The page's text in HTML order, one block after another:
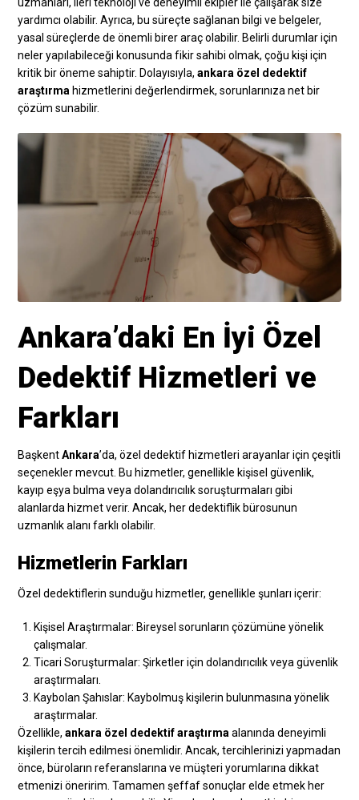
yardımcı olabilir. Ayrıca, bu süreçte sağlanan bilgi ve belgeler,
yasal süreçlerde de önemli birer araç olabilir. Belirli durumlar için
neler yapılabileceği konusunda fikir sahibi olmak, çoğu kişi için
kritik bir öneme sahiptir. Dolayısıyla,ankara özel dedektif
araştırma hizmetlerini değerlendirmek, sorunlarınıza net bir
çözüm sunabilir.
Ankara’daki En İyi Özel
Dedektif Hizmetleri ve
Farkları
BaşkentAnkara’da, özel dedektif hizmetleri arayanlar için çeşitli
seçenekler mevcut. Bu hizmetler, genellikle kişisel güvenlik,
kayıp eşya bulma veya dolandırıcılık soruşturmaları gibi
alanlarda hizmet verir. Ancak, her dedektiflik bürosunun
uzmanlık alanı farklı olabilir.
Hizmetlerin Farkları
Özel dedektiflerin sunduğu hizmetler, genellikle şunları içerir:
Kişisel Araştırmalar: Bireysel sorunların çözümüne yönelik
çalışmalar.
Ticari Soruşturmalar: Şirketler için dolandırıcılık veya güvenlik
araştırmaları.
Kaybolan Şahıslar: Kaybolmuş kişilerin bulunmasına yönelik
araştırmalar.
Özellikle,ankara özel dedektif araştırma alanında deneyimli
kişilerin tercih edilmesi önemlidir. Ancak, tercihlerinizi yapmadan
önce, büroların referanslarına ve müşteri yorumlarına dikkat
etmenizi öneririm. Tamamen şeffaf sonuçlar elde etmek her